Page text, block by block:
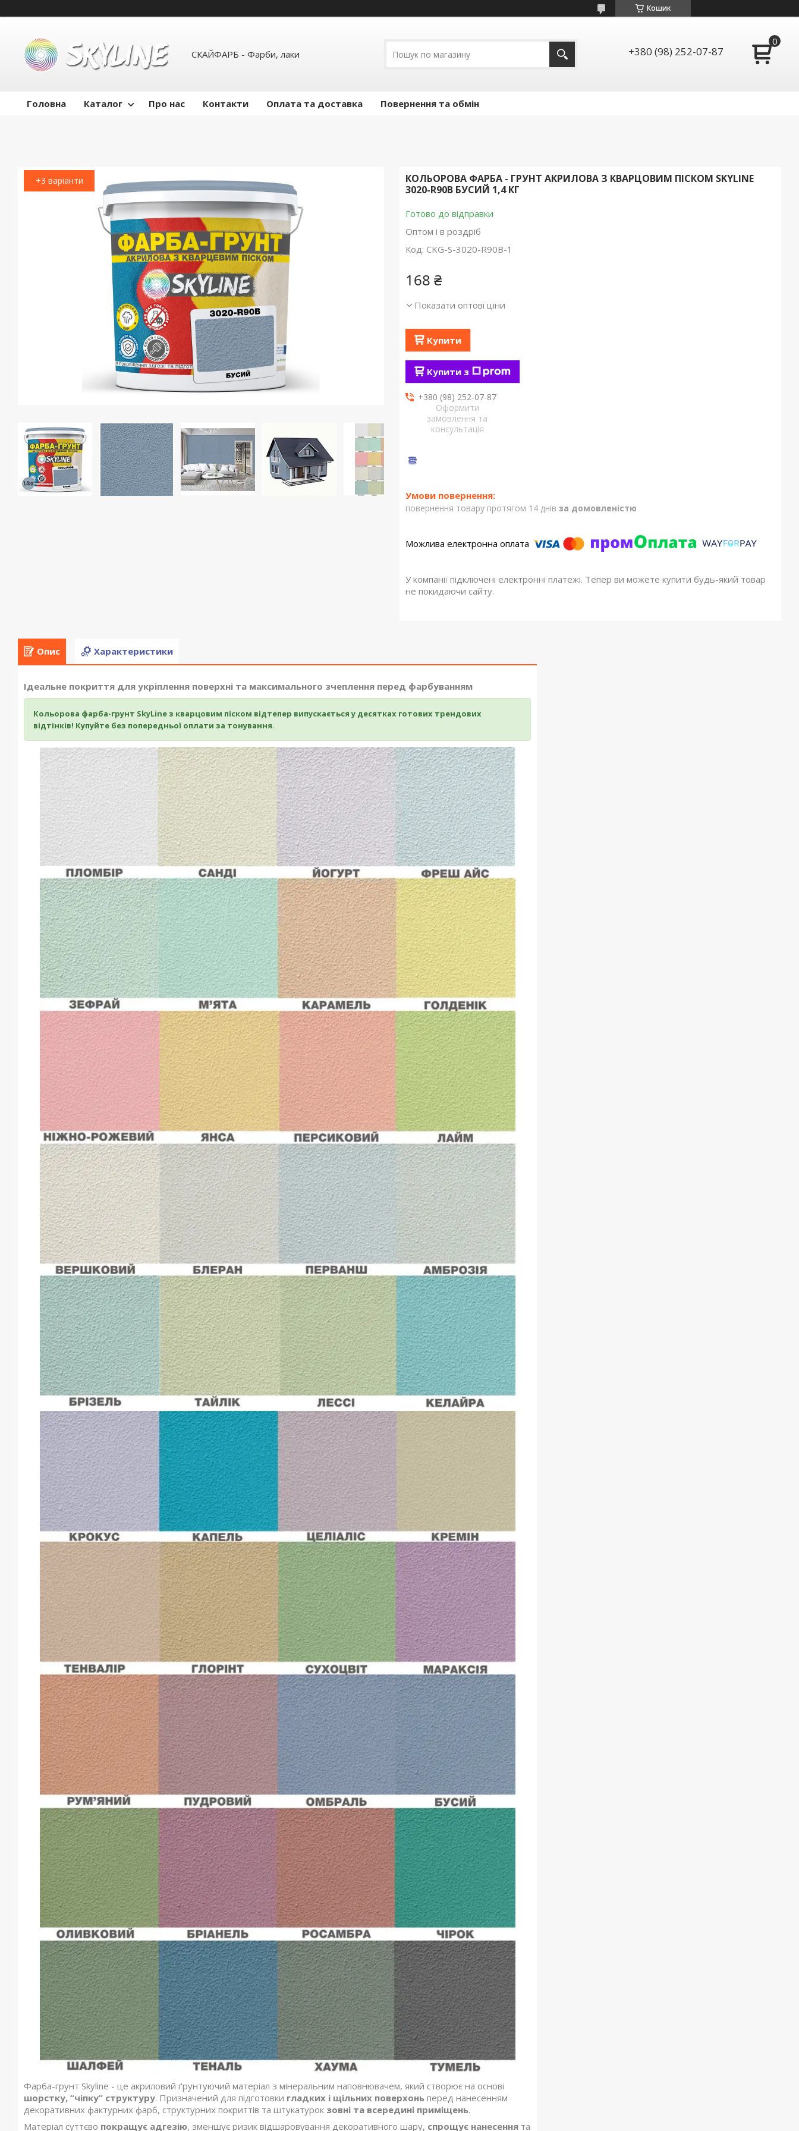
Кошик
СКАЙФАРБ - Фарби, лаки +380 (98) 252-07-87
Головна Каталог Про нас Контакти Оплата та доставка Повернення та обмін
+3 варіанти
КОЛЬОРОВА ФАРБА - ГРУНТ АКРИЛОВА З КВАРЦОВИМ ПІСКОМ SKYLINE
3020-R90B БУСИЙ 1,4 КГ
Готово до відправки
Оптом і в роздріб
Код: CKG-S-3020-R90B-1
168 ₴
Показати оптові ціни
Купити
Купити з
+380 (98) 252-07-87
Оформити
замовлення та
консультація
повернення товару протягом 14 днів за домовленістю
У компанії підключені електронні платежі. Тепер ви можете купити будь-який товар
не покидаючи сайту.
Опис Характеристики
Ідеальне покриття для укріплення поверхні та максимального зчеплення перед фарбуванням
Кольорова фарба-грунт SkyLine з кварцовим піском відтепер випускається у десятках готових трендових
відтінків! Купуйте без попередньої оплати за тонування.
Фарба-грунт Skyline - це акриловий ґрунтуючий матеріал з мінеральним наповнювачем, який створює на основі
шорстку, “чіпку” структуру. Призначений для підготовки гладких і щільних поверхонь перед нанесенням
декоративних фактурних фарб, структурних покриттів та штукатурок зовні та всередині приміщень.
Матеріал суттєво покращує адгезію, зменшує ризик відшаровування декоративного шару, спрощує нанесення та